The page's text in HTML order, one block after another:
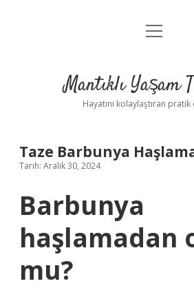
Anasayfa
Yasal Uyarı
menüyü
Mantıklı Yaşam
Hayatını kolaylaştıran
Taze Barbunya
Tarih: Aralık 30, 2024
Barbunya
haşlamadan
mu?